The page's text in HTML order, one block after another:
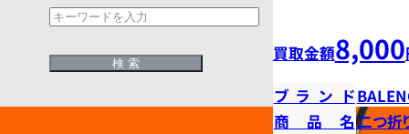
買取金額8,000
ブランド
商品名二つ折